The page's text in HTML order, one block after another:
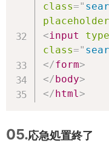
class="
placeholder
<input type
class="
</form>
</body>
</html>
応急処置終了